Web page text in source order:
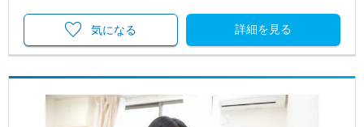
詳細を見る
気になる